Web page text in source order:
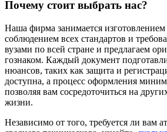
Почему стоит выбрать нас?
Наша фирма занимается
соблюдением всех стандартов и
вузами по всей стране и предлагаем
гознаком. Каждый документ
нюансов, таких как защита и
доступна, а процесс оформления
позволяя вам сосредоточиться на
жизни.
Независимо от того, требуется ли вам